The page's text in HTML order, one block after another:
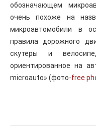
обозначающем
очень похоже на
микроавтомобили в
правила дорожного
скутеры и
ориентированное на
microauto» (фото-free